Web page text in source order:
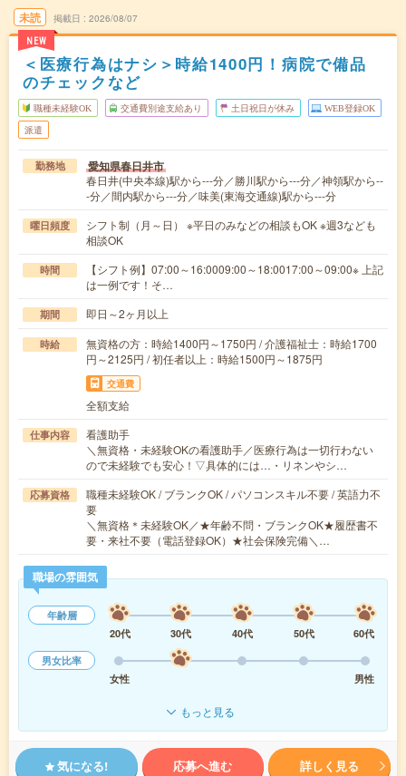
未読
NEW
掲載日 2026/08/07
＜医療行為はナシ＞時給1400円！病院で備品
のチェックなど
職種未経験OK 交通費別途支給あり 土日祝日が休み WEB登録OK
派遣
勤務地 愛知県春日井市
春日井(中央本線)駅から---分／勝川駅から---分／神領駅から--
-分／間内駅から---分／味美(東海交通線)駅から---分
曜日頻度
シフト制（月～日） ※平日のみなどの相談もOK ※週3なども
相談OK
時間
【シフト例】07:00～16:0009:00～18:0017:00～09:00※ 上記
は一例です！そ…
期間 即日～2ヶ月以上
時給
無資格の方：時給1400円～1750円 / 介護福祉士：時給1700
円～2125円 / 初任者以上：時給1500円～1875円
交通費
全額支給
仕事内容
看護助手
＼無資格・未経験OKの看護助手／医療行為は一切行わない
ので未経験でも安心！▽具体的には…・リネンやシ…
応募資格
職種未経験OK / ブランクOK / パソコンスキル不要 / 英語力不
要
＼無資格＊未経験OK／★年齢不問・ブランクOK★履歴書不
要・来社不要（電話登録OK）★社会保険完備＼…
職場の雰囲気
年齢層
20代
30代 40代 50代
60代
男女比率
女性
男性
もっと見る
気になる! 応募へ進む 詳しく見る